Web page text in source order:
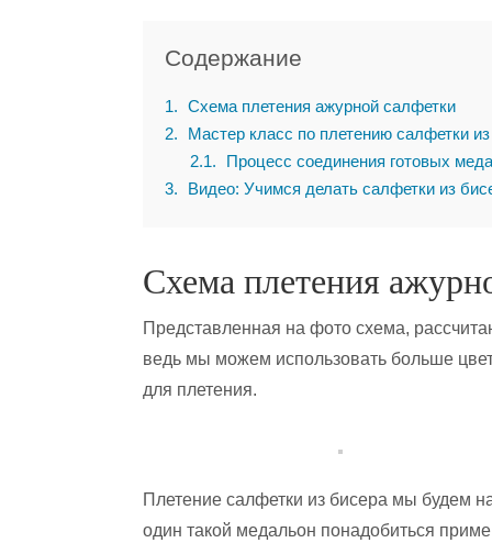
Содержание
1
Схема плетения ажурной салфетки
2
Мастер класс по плетению салфетки
2.1
Процесс соединения готовых
3
Видео: Учимся делать салфетки из
Схема плетения
Представленная на фото схема,
ведь мы можем использовать больше
для плетения.
Плетение салфетки из бисера мы будем
один такой медальон понадобиться